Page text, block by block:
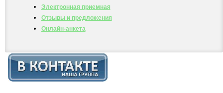
Электронная приемная
Отзывы и предложения
Онлайн-анкета